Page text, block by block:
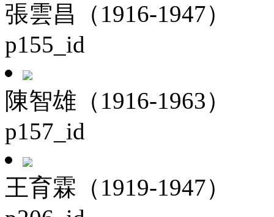
張雲昌（1916-1947）
p155_id
陳智雄（1916-1963）
p157_id
王育霖（1919-1947）